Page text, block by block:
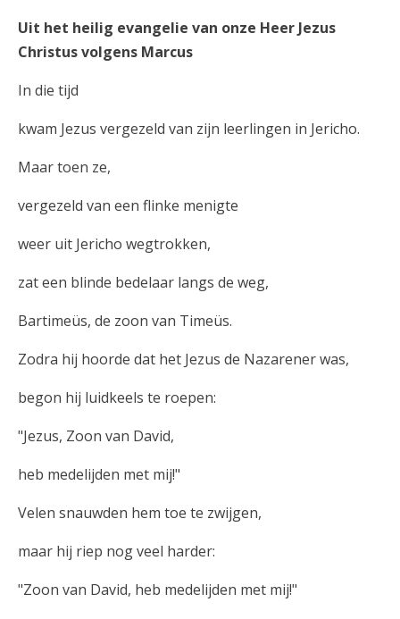
Uit het heilig evangelie van onze Heer Jezus
Christus volgens Marcus
In die tijd
kwam Jezus vergezeld van zijn leerlingen in Jericho.
Maar toen ze,
vergezeld van een flinke menigte
weer uit Jericho wegtrokken,
zat een blinde bedelaar langs de weg,
Bartimeüs, de zoon van Timeüs.
Zodra hij hoorde dat het Jezus de Nazarener was,
begon hij luidkeels te roepen:
"Jezus, Zoon van David,
heb medelijden met mij!"
Velen snauwden hem toe te zwijgen,
maar hij riep nog veel harder:
"Zoon van David, heb medelijden met mij!"